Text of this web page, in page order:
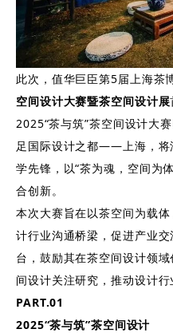
此次，值华巨臣第5届上海茶
空间设计大赛暨茶空间设计展
2025“茶与筑”茶空间设计大
足国际设计之都——上海，将
学先锋，以“茶为魂，空间为
合创新。
本次大赛旨在以茶空间为载
计行业沟通桥梁，促进产业
台，鼓励其在茶空间设计领
间设计关注研究，推动设计行
PART.01
2025“茶与筑”茶空间设计